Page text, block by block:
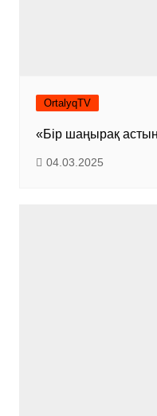
OrtalyqTV
«Бір шаңырақ
04.03.2025